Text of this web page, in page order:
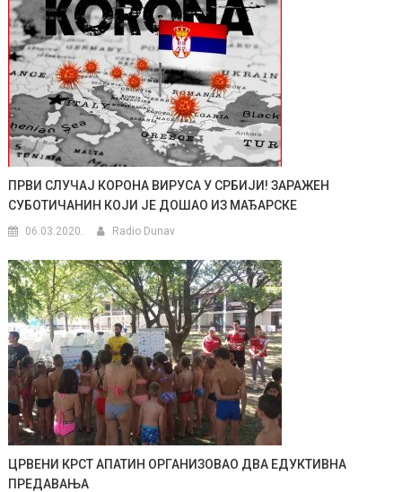
ПРВИ СЛУЧАЈ КОРОНА ВИРУСА У СРБИЈИ! ЗАРАЖЕН
СУБОТИЧАНИН КОЈИ ЈЕ ДОШАО ИЗ МАЂАРСКЕ
06.03.2020. Radio Dunav
ЦРВЕНИ КРСТ АПАТИН ОРГАНИЗОВАО ДВА ЕДУКТИВНА
ПРЕДАВАЊА